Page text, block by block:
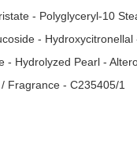
- Polyglyceryl-10
-
Hydrolyzed Pearl -
Fragrance - C235405/1